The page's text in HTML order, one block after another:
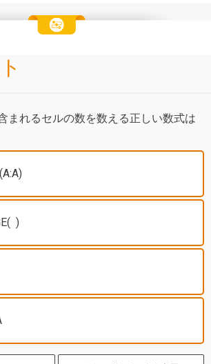
まれるセルの数を数える正しい数式は
)